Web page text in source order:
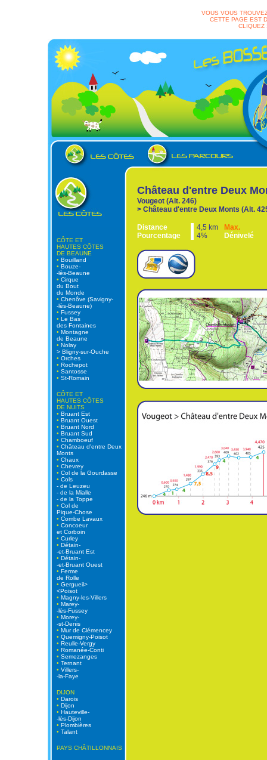
VOUS VOUS
CETTE PAGE EST
CLIQUEZ
CÔTE ET
HAUTES CÔTES
DE BEAUNE
• Bouilland
• Bouze-
-lès-Beaune
• Cirque
du Bout
du Monde
• Chenôve (Savigny-
-lès-Beaune)
• Fussey
• Le Bas
des Fontaines
• Montagne
de Beaune
• Nolay
> Bligny-sur-Ouche
• Orches
• Rochepot
• Santosse
• St-Romain
CÔTE ET
HAUTES CÔTES
DE NUITS
• Bruant Est
• Bruant Ouest
• Bruant Nord
• Bruant Sud
• Chamboeuf
• Château d'entre Deux
Monts
• Chaux
• Chevrey
• Col de la Gourdasse
• Cols
- de Leuzeu
- de la Mialle
- de la Toppe
• Col de
Pique-Chose
• Combe Lavaux
• Concoeur
et Corboin
• Curley
• Détain-
-et-Bruant Est
• Détain-
-et-Bruant Ouest
• Ferme
de Rolle
• Gergueil>
<Poisot
• Magny-les-Villers
• Marey-
-lès-Fussey
• Morey-
-st-Denis
• Mur de Clémencey
• Quemigny-Poisot
• Reulle-Vergy
• Romanée-Conti
• Semezanges
• Ternant
• Villers-
-la-Faye
DIJON
• Darois
• Dijon
• Hauteville-
-lès-Dijon
• Plombières
• Talant
PAYS CHÂTILLONNAIS
Château d'entre Deux
Vougeot (Alt. 246)
> Château d'entre Deux Monts (Alt.
Distance 4,5 km
Max.
Pourcentage
4% Dénivelé